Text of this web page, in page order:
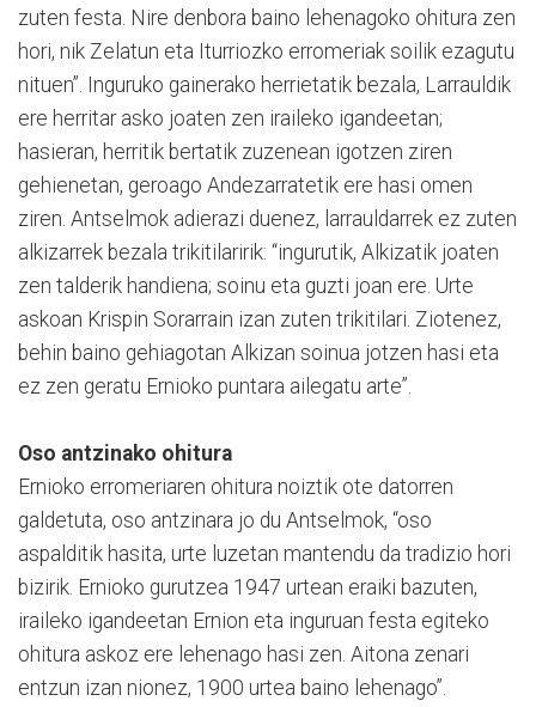
zuten festa. Nire denbora baino lehenagoko ohitura zen
hori, nik Zelatun eta Iturriozko erromeriak soilik ezagutu
nituen”. Inguruko gainerako herrietatik bezala, Larrauldik
ere herritar asko joaten zen iraileko igandeetan;
hasieran, herritik bertatik zuzenean igotzen ziren
gehienetan, geroago Andezarratetik ere hasi omen
ziren. Antselmok adierazi duenez, larrauldarrek ez zuten
alkizarrek bezala trikitilaririk: “ingurutik, Alkizatik joaten
zen talderik handiena; soinu eta guzti joan ere. Urte
askoan Krispin Sorarrain izan zuten trikitilari. Ziotenez,
behin baino gehiagotan Alkizan soinua jotzen hasi eta
ez zen geratu Ernioko puntara ailegatu arte”.
Oso antzinako ohitura
Ernioko erromeriaren ohitura noiztik ote datorren
galdetuta, oso antzinara jo du Antselmok, “oso
aspalditik hasita, urte luzetan mantendu da tradizio hori
bizirik. Ernioko gurutzea 1947 urtean eraiki bazuten,
iraileko igandeetan Ernion eta inguruan festa egiteko
ohitura askoz ere lehenago hasi zen. Aitona zenari
entzun izan nionez, 1900 urtea baino lehenago”.